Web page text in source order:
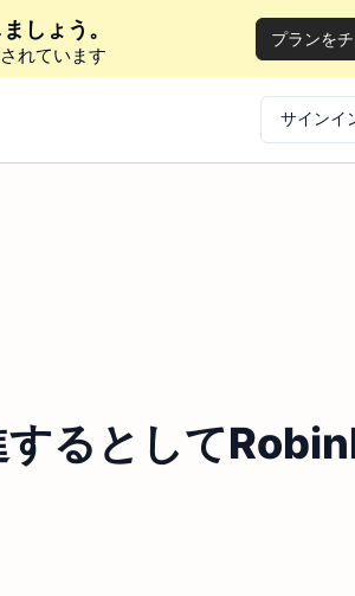
しょう。
れています
プランを
サインイ
るとして